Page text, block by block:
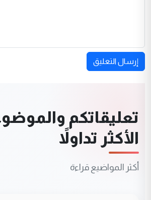
إرسال التعليق
تعليقاتكم
الأكثر تداولاً
أكثر المواضيع قراءة